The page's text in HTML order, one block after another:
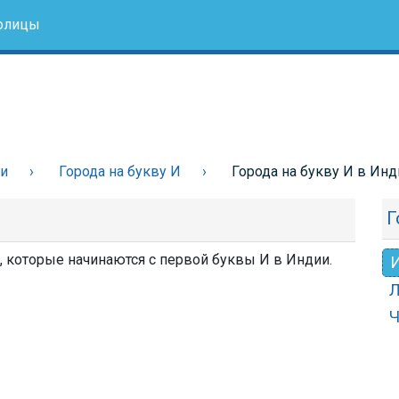
Города на букву И Города на букву И в
которые начинаются с первой буквы И в Индии.
Ч